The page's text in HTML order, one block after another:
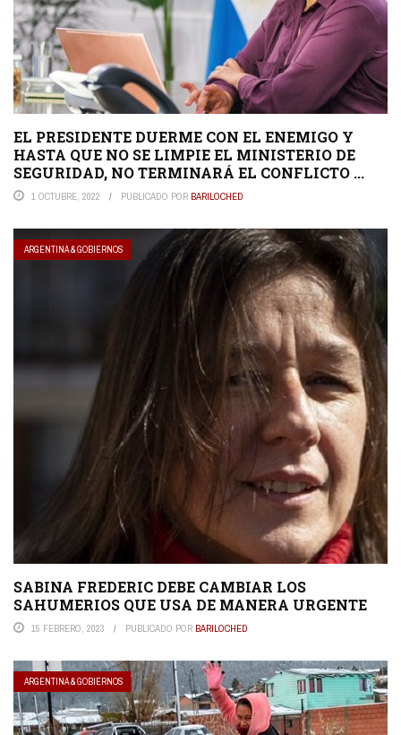
EL PRESIDENTE DUERME CON EL ENEMIGO Y
HASTA QUE NO SE LIMPIE EL MINISTERIO DE
SEGURIDAD, NO TERMINARÁ EL CONFLICTO ...
1 OCTUBRE, 2022 PUBLICADO POR BARILOCHED
ARGENTINA & GOBIERNOS
SABINA FREDERIC DEBE CAMBIAR LOS
SAHUMERIOS QUE USA DE MANERA URGENTE
15 FEBRERO, 2023 PUBLICADO POR BARILOCHED
ARGENTINA & GOBIERNOS